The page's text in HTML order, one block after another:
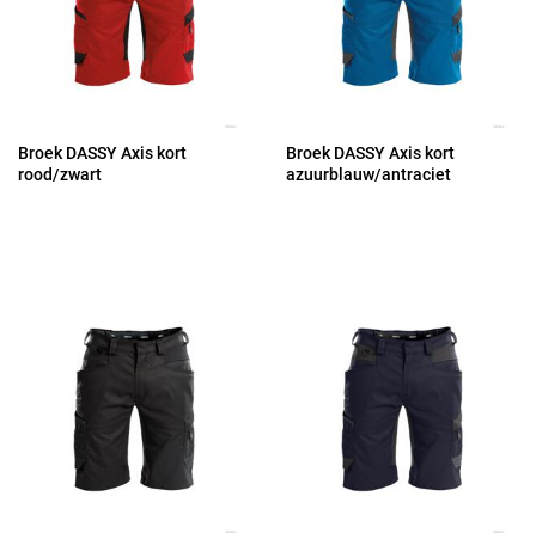
Broek DASSY Axis kort
rood/zwart
Broek DASSY Axis kort
azuurblauw/antraciet